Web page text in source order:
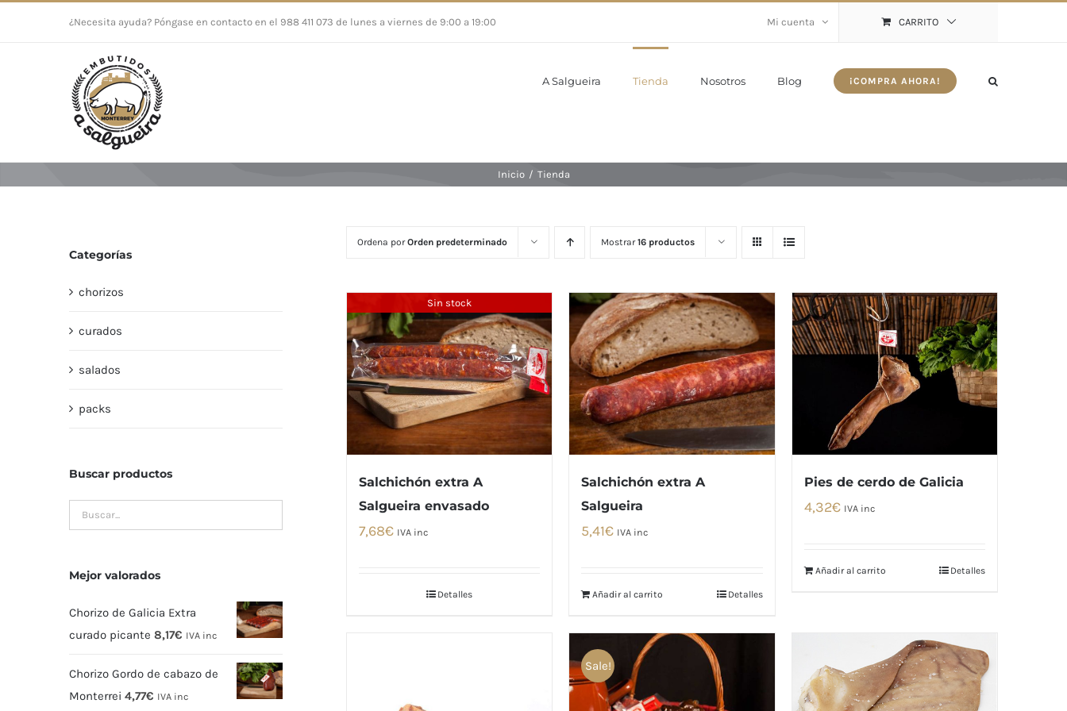
¿Necesita ayuda? Póngase en contacto en el 988 411 073 de lunes a viernes de 9:00 a 19:00 Mi cuenta CARRITO
A Salgueira Tienda Nosotros Blog ¡COMPRA AHORA!
Inicio / Tienda
Ordena porOrden predeterminado Mostrar16 productos
Sin stock
Salchichón extra A
Salgueira envasado
7,68€ IVA inc
Detalles
Salchichón extra A
Salgueira
5,41€ IVA inc
Añadir al carrito Detalles
Pies de cerdo de Galicia
4,32€ IVA inc
Añadir al carrito Detalles
Sale!
Categorías
chorizos
curados
salados
packs
Buscar productos
Mejor valorados
Chorizo de Galicia Extra
curado picante 8,17€ IVA inc
Chorizo Gordo de cabazo de
Monterrei 4,77€ IVA inc